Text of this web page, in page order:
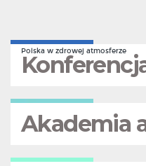
Polska w zdrowej atmosferze
Akademia